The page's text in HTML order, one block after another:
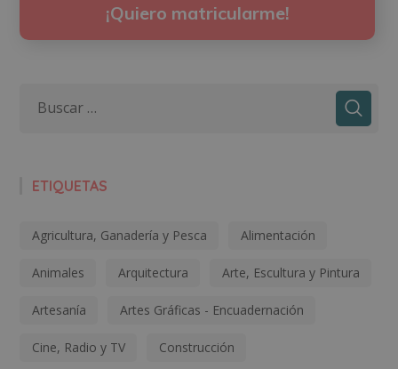
¡Quiero matricularme!
ETIQUETAS
Agricultura, Ganadería y Pesca Alimentación
Animales Arquitectura Arte, Escultura y Pintura
Artesanía Artes Gráficas - Encuadernación
Cine, Radio y TV Construcción